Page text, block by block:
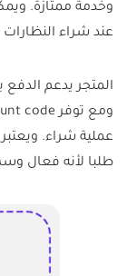
وخدمة ممتازة.
عند شراء
المتجر يدعم
عملية شراء.
طلبا لأنه فعال